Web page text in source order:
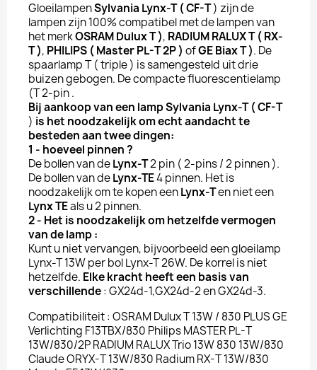
GloeilampenSylvania Lynx-T( CF-T) zijn de
lampen zijn 100% compatibel met de lampen van
het merkOSRAM Dulux T ), RADIUM RALUX T ( RX-
T ), PHILIPS ( Master PL-T 2P ) ofGE Biax T ). De
spaarlamp T ( triple ) is samengesteld uit drie
buizen gebogen. De compacte fluorescentielamp
(T 2-pin .
Bij aankoop van een lampSylvania Lynx-T( CF-T
) is het noodzakelijk om echt aandacht te
besteden aan twee dingen:
1 - hoeveel pinnen ?
De bollen van deLynx-T2 pin ( 2-pins / 2 pinnen ).
De bollen van deLynx-TE4 pinnen. Het is
noodzakelijk om te kopen eenLynx-Ten niet een
Lynx TEals u 2 pinnen.
2 - Het is noodzakelijk om hetzelfde vermogen
van de lamp :
Kunt u niet vervangen, bijvoorbeeld een gloeilamp
Lynx-T 13W per bol Lynx-T 26W. De korrel is niet
hetzelfde. Elke kracht heeft een basis van
verschillende: GX24d-1,GX24d-2 en GX24d-3.
Compatibiliteit : OSRAM Dulux T 13W / 830 PLUS GE
Verlichting F13TBX/830 Philips MASTER PL-T
13W/830/2P RADIUM RALUX Trio 13W 830 13W/830
Claude ORYX-T 13W/830 Radium RX-T 13W/830